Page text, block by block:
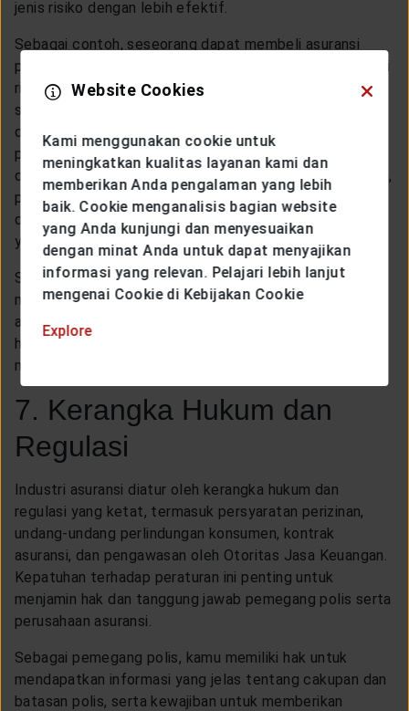
jenis risiko dengan lebih efektif.
Sebagai contoh, seseorang dapat membeli asuransi
penyakit kritis untuk melindungi diri dan keluarganya dari
risiko finansial yang muncul akibat penyakit serius
seperti kanker, serangan jantung, atau stroke. Dengan
demikian, jika didiagnosis menderita penyakit kritis,
pemegang polis dapat memperoleh manfaat berupa
dana tunai untuk membantu menutupi biaya pengobatan,
perawatan, atau kebutuhan hidup sehari-hari, sehingga
dapat fokus pada pemulihan tanpa tekanan finansial
yang berlebihan.
Selain itu, asuransi penyakit kritis juga penting untuk
memberikan ketenangan pikiran. Dengan memiliki
asuransi ini, individu dapat lebih percaya diri menjalani
hidup karena memiliki perlindungan finansial yang siap
menghadapi ketidakpastian akibat risiko penyakit kritis.
7. Kerangka Hukum dan
Regulasi
Industri asuransi diatur oleh kerangka hukum dan
regulasi yang ketat, termasuk persyaratan perizinan,
undang-undang perlindungan konsumen, kontrak
asuransi, dan pengawasan oleh Otoritas Jasa Keuangan.
Kepatuhan terhadap peraturan ini penting untuk
menjamin hak dan tanggung jawab pemegang polis serta
perusahaan asuransi.
Sebagai pemegang polis, kamu memiliki hak untuk
mendapatkan informasi yang jelas tentang cakupan dan
batasan polis, serta kewajiban untuk memberikan
Website Cookies
Kami menggunakan cookie untuk
meningkatkan kualitas layanan kami dan
memberikan Anda pengalaman yang lebih
baik. Cookie menganalisis bagian website
yang Anda kunjungi dan menyesuaikan
dengan minat Anda untuk dapat menyajikan
informasi yang relevan. Pelajari lebih lanjut
mengenai Cookie di Kebijakan Cookie
Explore